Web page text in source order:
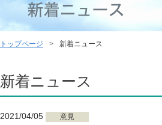
トップページ 新着ニュース
新着ニュース
2021/04/05 意見